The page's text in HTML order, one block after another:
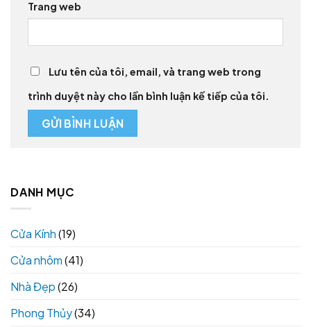
Trang web
Lưu tên của tôi, email, và trang web trong
trình duyệt này cho lần bình luận kế tiếp của tôi.
DANH MỤC
Cửa Kính(19)
Cửa nhôm(41)
Nhà Đẹp(26)
Phong Thủy(34)